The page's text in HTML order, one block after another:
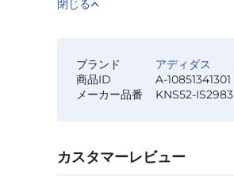
閉じる
ブランド
アディダス
商品ID
A-10851341301
メーカー品番
KNS52-IS2983
カスタマーレビュー